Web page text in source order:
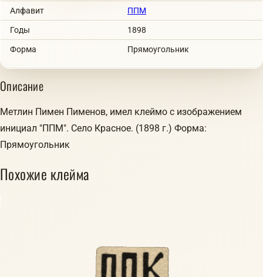
Алфавит ППМ
Годы 1898
Форма Прямоугольник
Описание
Метлин Пимен Пименов, имел клеймо с изображением
инициал "ППМ". Село Красное. (1898 г.) Форма:
Прямоугольник
Похожие клейма